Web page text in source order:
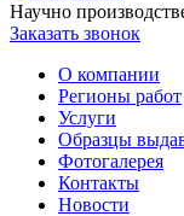
Научно
Заказать звонок
О компании
Регионы работ
Услуги
Образцы
Фотогалерея
Контакты
Новости